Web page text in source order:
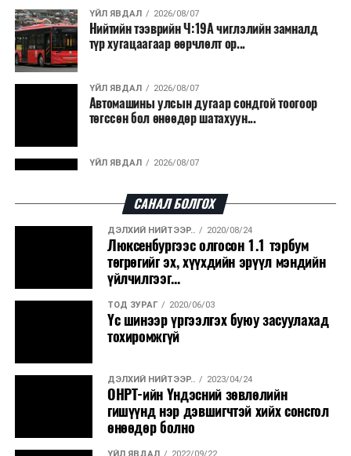
Япон, Герман, Швейцар, Нидерланд, Өмнөд Солонгос
зэрэг улс лаг хатаах, шатаах технологийг ашиглаж
байна. Тухайлбал, Германд лаг шатаах үйлдвэрээс
гарсан үнснээс фосфор сэргээн авах технологи
ашигладаг бол Нидерландад төвлөрсөн лаг
боловсруулах үйлдвэрүүдээр дулаан, цахилгаан
эрчим хүч үйлдвэрлэдэг.
Ийнхүү лаг хатаах, шатаах технологийг лагийн
эзлэхүүнийг бууруулахын зэрэгцээ эрчим хүч
үйлдвэрлэх, нөөцийг дахин ашиглах чиглэлээр олон
улсад өргөн ашиглаж байна.
ҮЙЛ ЯВДАЛ 2026/08/07
Нийтийн тээврийн Ч:19А чиглэлийн замналд
түр хугацаагаар өөрчлөлт ор...
ҮЙЛ ЯВДАЛ 2026/08/07
Автомашины улсын дугаар сондгой тоогоор
төгссөн бол өнөөдөр шатахуун...
ҮЙЛ ЯВДАЛ 2026/08/07
ДЭЛХИЙ НИЙТЭЭР.. 2026/08/06
“Уралдронзавод” компанийн ерөнхий
захирлын автомашиныг дэлбэлжээ...
ҮЙЛ ЯВДАЛ 2026/08/06
Сүхбаатар боомтоор тав хоногт 10 мянга гаруй
тонн АИ-92 автобензин и...
ДЭЛХИЙ НИЙТЭЭР.. 2026/08/06
Вашингтон мужийн ой хээрийн түймрийг
хяналтад авах ажил ахицтай байн...
САНАЛ БОЛГОХ
ДЭЛХИЙ НИЙТЭЭР.. 2020/08/24
Люксенбургээс олгосон 1.1 тэрбум
төгрөгийг эх, хүүхдийн эрүүл мэндийн
үйлчилгээг...
ТОД ЗУРАГ 2020/06/03
Үс шинээр үргээлгэх буюу засуулахад
тохиромжгүй
ДЭЛХИЙ НИЙТЭЭР.. 2023/04/24
ОНРТ-ийн Үндэсний зөвлөлийн
гишүүнд нэр дэвшигчтэй хийх сонсгол
өнөөдөр болно
ҮЙЛ ЯВДАЛ 2022/09/22